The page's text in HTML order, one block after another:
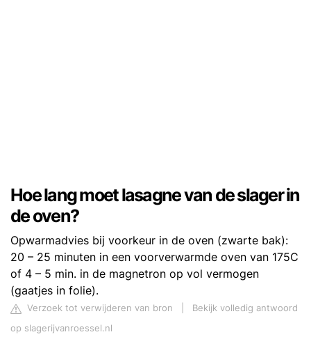
Hoe lang moet lasagne van de slager in
de oven?
Opwarmadvies bij voorkeur in de oven (zwarte bak):
20 – 25 minuten in een voorverwarmde oven van 175C
of 4 – 5 min. in de magnetron op vol vermogen
(gaatjes in folie).
Verzoek tot verwijderen van bron
Bekijk volledig antwoord
op slagerijvanroessel.nl